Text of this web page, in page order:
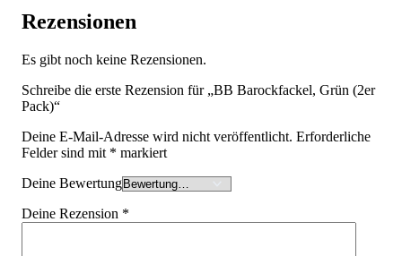
Rezensionen
Es gibt noch keine Rezensionen.
Schreibe die erste Rezension für „BB Barockfackel, Grün (2er
Pack)“
Deine E-Mail-Adresse wird nicht veröffentlicht. Erforderliche
Felder sind mit * markiert
Deine Bewertung
Deine Rezension *